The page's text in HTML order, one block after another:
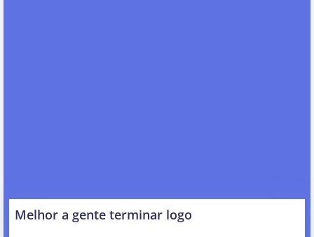
Melhor a gente terminar logo